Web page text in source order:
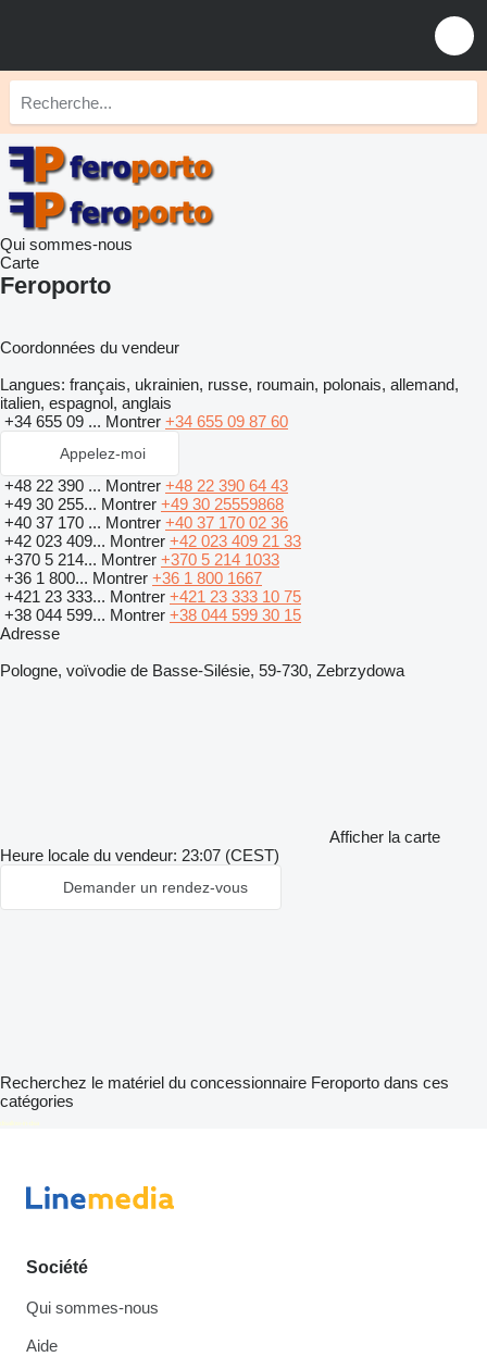
Qui sommes-nous
Carte
Feroporto
Coordonnées du vendeur
Langues: français, ukrainien, russe, roumain, polonais, allemand,
italien, espagnol, anglais
+34 655 09 ... Montrer +34 655 09 87 60
Appelez-moi
+48 22 390 ... Montrer +48 22 390 64 43
+49 30 255... Montrer +49 30 25559868
+40 37 170 ... Montrer +40 37 170 02 36
+42 023 409... Montrer +42 023 409 21 33
+370 5 214... Montrer +370 5 214 1033
+36 1 800... Montrer +36 1 800 1667
+421 23 333... Montrer +421 23 333 10 75
+38 044 599... Montrer +38 044 599 30 15
Adresse
Pologne, voïvodie de Basse-Silésie, 59-730, Zebrzydowa
Afficher la carte
Heure locale du vendeur: 23:07 (CEST)
Demander un rendez-vous
Recherchez le matériel du concessionnaire Feroporto dans ces
catégories
disallow-in-dsa
Société
Qui sommes-nous
Aide